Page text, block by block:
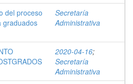
del proceso
graduados
Secretaría
Administrativa
2020-04-16;
Secretaría
Administrativa